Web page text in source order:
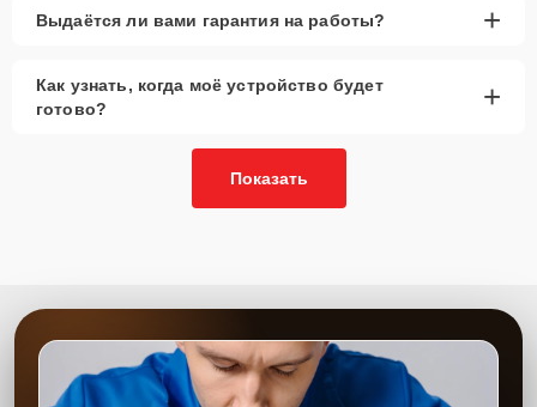
Выдаётся ли вами гарантия на работы? +
Как узнать, когда моё устройство будет
готово?
+
Показать